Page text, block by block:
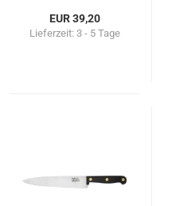
EUR 39,20
Lieferzeit: 3 - 5 Tage